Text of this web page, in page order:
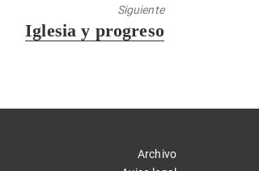
Siguiente
Entrada
Iglesia y progreso
Archivo